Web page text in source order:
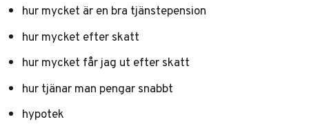
hur mycket är en bra tjänstepension
hur mycket efter skatt
hur mycket får jag ut efter skatt
hur tjänar man pengar snabbt
hypotek